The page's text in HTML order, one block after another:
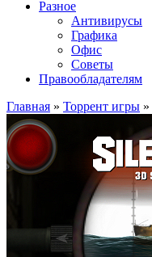
Разное
Антивирусы
Графика
Офис
Советы
Правообладателям
Главная » Торрент игры »